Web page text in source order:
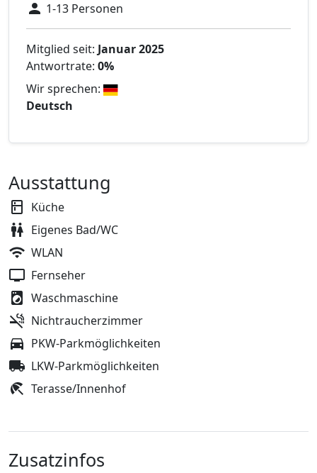
1-13 Personen
Mitglied seit: Januar 2025
Antwortrate: 0%
Wir sprechen:
Deutsch
Ausstattung
Küche
Eigenes Bad/WC
WLAN
Fernseher
Waschmaschine
Nichtraucherzimmer
PKW-Parkmöglichkeiten
LKW-Parkmöglichkeiten
Terasse/Innenhof
Zusatzinfos